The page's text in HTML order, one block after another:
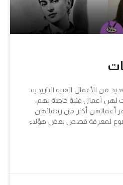
من الأعمال الفنية التاريخية
لهن أعمال فنية خاصة بهم،
أعمالهن أكثر من رفقائهن
لمعرفة قصص بعض هؤلاء